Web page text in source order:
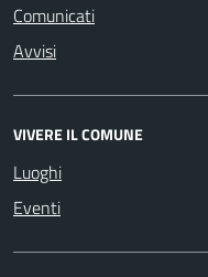
Comunicati
Avvisi
VIVERE IL COMUNE
Luoghi
Eventi